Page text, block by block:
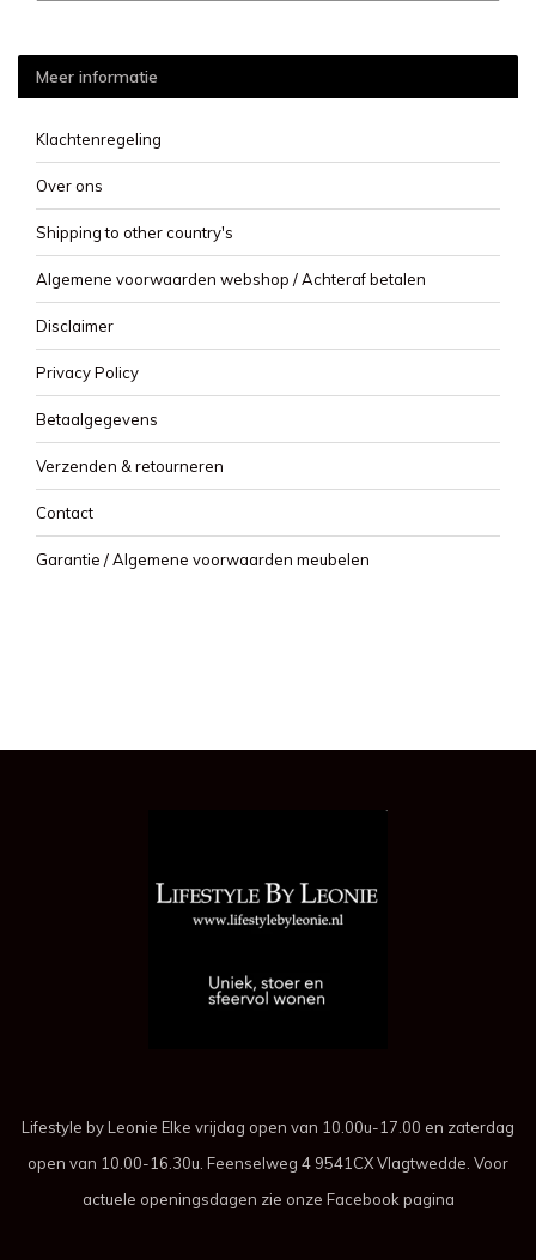
Meer informatie
Klachtenregeling
Over ons
Shipping to other country's
Algemene voorwaarden webshop / Achteraf betalen
Disclaimer
Privacy Policy
Betaalgegevens
Verzenden & retourneren
Contact
Garantie / Algemene voorwaarden meubelen
Lifestyle by Leonie Elke vrijdag open van 10.00u-17.00 en zaterdag
open van 10.00-16.30u. Feenselweg 4 9541CX Vlagtwedde. Voor
actuele openingsdagen zie onze Facebook pagina